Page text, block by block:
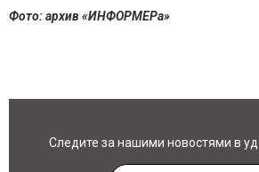
Фото: архив «ИНФОРМЕРа»
Следите за нашими новостями в